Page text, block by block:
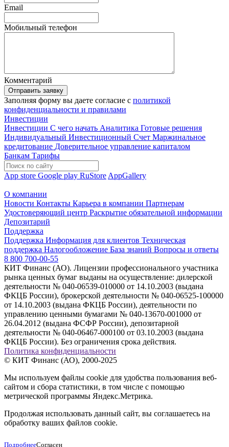
Email
Мобильный телефон
Комментарий
Отправить заявку
Заполняя форму вы даете согласие с политикой
конфиденциальности и правилами
Инвестиции
Инвестиции С чего начать Аналитика Готовые решения
Индивидуальный Инвестиционный Счет Маржинальное
кредитование Доверительное управление капиталом
Банкам Тарифы
App store Google play RuStore AppGallery
О компании
Новости Контакты Карьера в компании Партнерам
Удостоверяющий центр Раскрытие обязательной информации
Депозитарий
Поддержка
Поддержка Информация для клиентов Техническая
поддержка Налогообложение База знаний Вопросы и ответы
8 800 700-00-55
КИТ Финанс (АО). Лицензии профессионального участника
рынка ценных бумаг выданы на осуществление: дилерской
деятельности № 040-06539-010000 от 14.10.2003 (выдана
ФКЦБ России), брокерской деятельности № 040-06525-100000
от 14.10.2003 (выдана ФКЦБ России), деятельности по
управлению ценными бумагами № 040-13670-001000 от
26.04.2012 (выдана ФСФР России), депозитарной
деятельности № 040-06467-000100 от 03.10.2003 (выдана
ФКЦБ России). Без ограничения срока действия.
Политика конфиденциальности
© КИТ Финанс (АО), 2000-2025
Мы используем файлы cookie для удобства пользования веб-
сайтом и сбора статистики, в том числе с помощью
метрической программы Яндекс.Метрика.
Продолжая использовать данный сайт, вы соглашаетесь на
обработку ваших файлов cookie.
ПодробнееСогласен